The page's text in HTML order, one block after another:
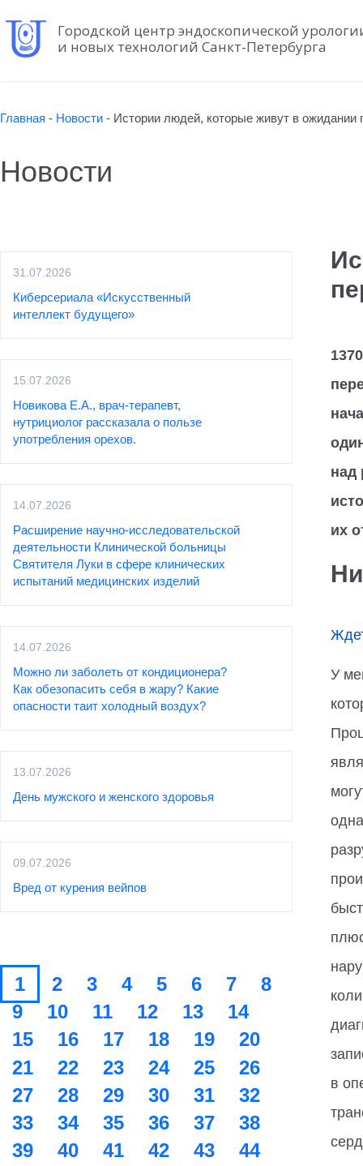
Городской центр эндоскопической
и новых технологий Санкт-Петербурга
Главная - Новости - Истории людей, которые живут в ожидании
Новости
31.07.2026
Киберсериала «Искусственный
интеллект будущего»
15.07.2026
Новикова Е.А., врач-терапевт,
нутрициолог рассказала о пользе
употребления орехов.
14.07.2026
Расширение научно-исследовательской
деятельности Клинической больницы
Святителя Луки в сфере клинических
испытаний медицинских изделий
14.07.2026
Можно ли заболеть от кондиционера?
Как обезопасить себя в жару? Какие
опасности таит холодный воздух?
13.07.2026
День мужского и женского здоровья
09.07.2026
Вред от курения вейпов
1 2 3 4 5 6 7
8
9
10 11 12 13
14
15
16 17 18 19
20
21
22 23 24 25
26
27
28 29 30 31
32
33
34 35 36 37
38
39
40 41 42 43
44
над
их
У
в